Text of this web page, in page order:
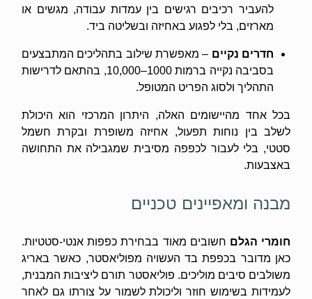
להעביר רכיבים רגישים בין עמדות עבודה, מגשים או
מארזים, בלי לפגוע באחיזה ובשליטה ביד.
חדרים נקיים – מאפשרת שילוב בתהליכים המתבצעים
בסביבה נקייה ברמות 1000–10,000, בהתאם לדרישות
התהליך ולסוג הפריט המטופל.
בכל אחד מהיישומים האלה, היתרון המרכזי הוא היכולת
לשלב בין נוחות תפעול, אחיזה משופרת ובקרת חשמל
סטטי, בלי לעבור לכפפה מסיבית שמגבילה את התחושה
באצבעות.
מבנה ומאפיינים טכניים
חומרי הגלם חשובים מאוד בבחירת כפפות אנטי-סטטיות.
כאן מדובר בכפפת בד העשויה מפוליאסטר, כאשר באריג
משולבים סיבים מוליכים. פוליאסטר תורם ליציבות המבנית,
לעמידות בשימוש חוזר וליכולת לשמור על צורתו גם לאחר